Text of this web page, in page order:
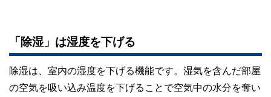
「除湿」は湿度を下げる
除湿は、室内の湿度を下げる機能です。湿気を含んだ部屋
の空気を吸い込み温度を下げることで空気中の水分を奪い